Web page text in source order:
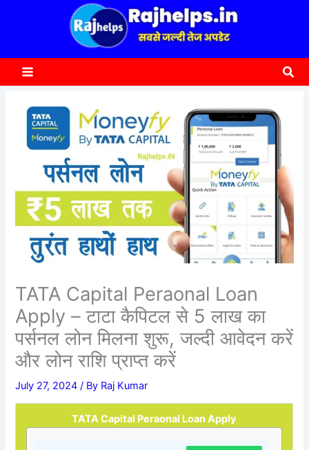
TATA Capital Peraonal Loan
Apply – टाटा कैपिटल से 5 लाख का
पर्सनल लोन मिलना शुरू, जल्दी आवेदन करें
और लोन राशि प्राप्त करें
July 27, 2024/ By Raj Kumar
TATA Capital Peraonal Loan Apply
c